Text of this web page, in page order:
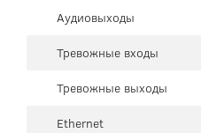
Аудиовыходы
Тревожные входы
Тревожные выходы
Ethernet